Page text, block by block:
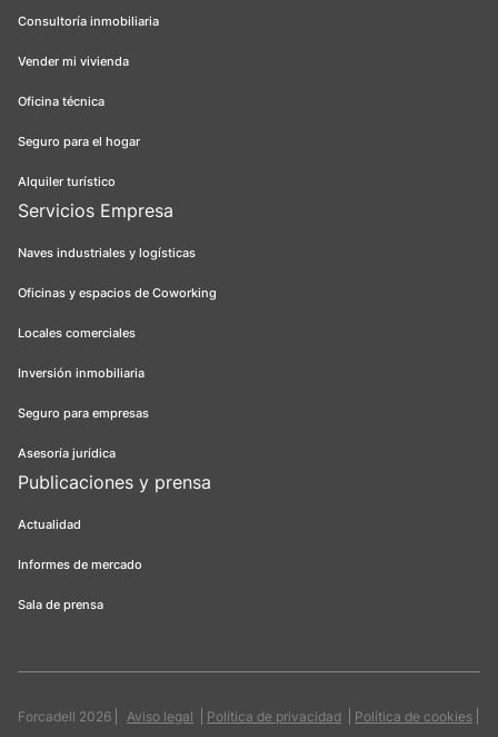
Consultoría inmobiliaria
Vender mi vivienda
Oficina técnica
Seguro para el hogar
Alquiler turístico
Servicios Empresa
Naves industriales y logísticas
Oficinas y espacios de Coworking
Locales comerciales
Inversión inmobiliaria
Seguro para empresas
Asesoría jurídica
Publicaciones y prensa
Actualidad
Informes de mercado
Sala de prensa
Forcadell 2026 Aviso legal Política de privacidad Política de cookies